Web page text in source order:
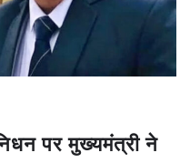
पर मुख्यमंत्री ने